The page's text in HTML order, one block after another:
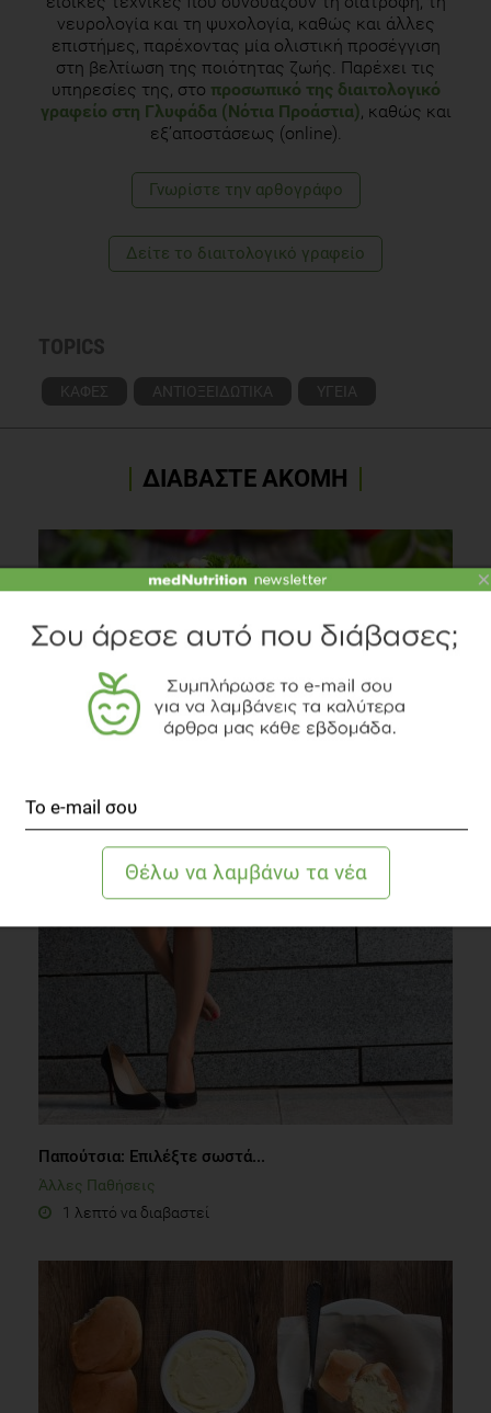
Armstrong LE, Pumerantz AC, Roti MW, Judelson DA, Watson
G, Dias JC, Sokmen B, Casa DJ, Maresh CM, Lieberman H,
Kellogg M. Fluid, electrolyte, and renal indices of hydration
during 11 days of controlled caffeine consumption. Int J
Sport Nutr Exerc Metab. 2005 Jun;15(3):252-65.
νευρολογία και τη ψυχολογία, καθώς και άλλες
επιστήμες, παρέχοντας μία ολιστική προσέγγιση
στη βελτίωση της ποιότητας ζωής. Παρέχει τις
υπηρεσίες της, στο προσωπικό της διαιτολογικό
γραφείο στη Γλυφάδα (Νότια Προάστια) , καθώς και
εξ’αποστάσεως (online).
Γνωρίστε την αρθογράφο
Δείτε το διαιτολογικό γραφείο
TOPICS
ΚΑΦΕΣ ΑΝΤΙΟΞΕΙΔΩΤΙΚΑ ΥΓΕΙΑ
ΔΙΑΒΑΣΤΕ ΑΚΟΜΗ
πλιγουροσαλάτα
Διατροφή
2 λεπτά να διαβαστεί
Παπούτσια: Επιλέξτε σωστά...
Άλλες Παθήσεις
1 λεπτό να διαβαστεί
×